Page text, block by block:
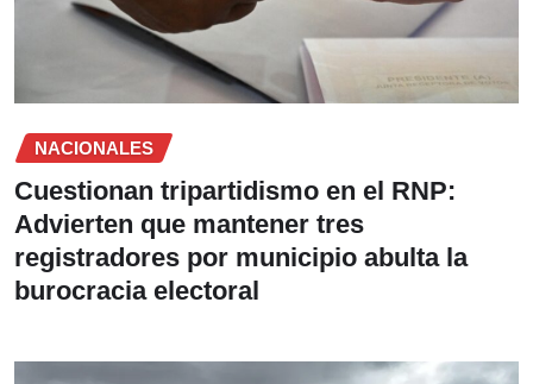
NACIONALES
Cuestionan tripartidismo en el RNP:
Advierten que mantener tres
registradores por municipio abulta la
burocracia electoral